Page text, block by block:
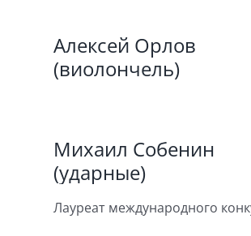
Алексей Орлов
(виолончель)
Михаил Собенин
(ударные)
Лауреат международного